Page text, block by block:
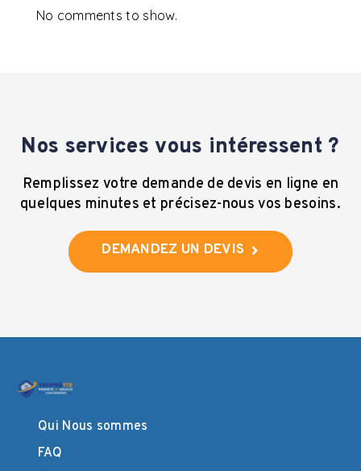
No comments to show.
Nos services vous intéressent ?
Remplissez votre demande de devis en ligne en
quelques minutes et précisez-nous vos besoins.
DEMANDEZ UN DEVIS
Qui Nous sommes
FAQ